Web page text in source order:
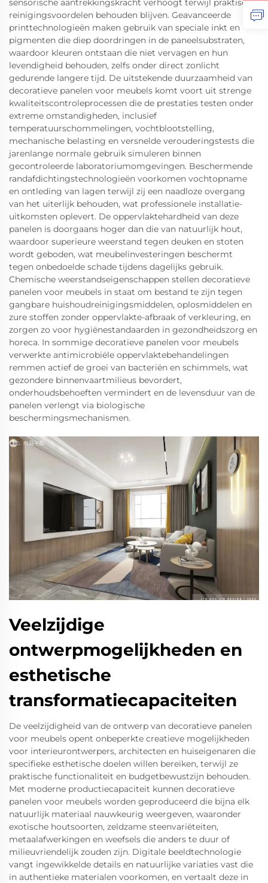
sensorische aantrekkingskracht verhoogt terwijl praktische
reinigingsvoordelen behouden blijven. Geavanceerde
printtechnologieën maken gebruik van speciale inkt en
pigmenten die diep doordringen in de paneelsubstraten,
waardoor kleuren ontstaan die niet vervagen en hun
levendigheid behouden, zelfs onder direct zonlicht
gedurende langere tijd. De uitstekende duurzaamheid van
decoratieve panelen voor meubels komt voort uit strenge
kwaliteitscontroleprocessen die de prestaties testen onder
extreme omstandigheden, inclusief
temperatuurschommelingen, vochtblootstelling,
mechanische belasting en versnelde verouderingstests die
jarenlange normale gebruik simuleren binnen
gecontroleerde laboratoriumomgevingen. Beschermende
randafdichtingstechnologieën voorkomen vochtopname
en ontleding van lagen terwijl zij een naadloze overgang
van het uiterlijk behouden, wat professionele installatie-
uitkomsten oplevert. De oppervlaktehardheid van deze
panelen is doorgaans hoger dan die van natuurlijk hout,
waardoor superieure weerstand tegen deuken en stoten
wordt geboden, wat meubelinvesteringen beschermt
tegen onbedoelde schade tijdens dagelijks gebruik.
Chemische weerstandseigenschappen stellen decoratieve
panelen voor meubels in staat om bestand te zijn tegen
gangbare huishoudreinigingsmiddelen, oplosmiddelen en
zure stoffen zonder oppervlakte-afbraak of verkleuring, en
zorgen zo voor hygiënestandaarden in gezondheidszorg en
horeca. In sommige decoratieve panelen voor meubels
verwerkte antimicrobiële oppervlaktebehandelingen
remmen actief de groei van bacteriën en schimmels, wat
gezondere binnenvaartmilieus bevordert,
onderhoudsbehoeften vermindert en de levensduur van de
panelen verlengt via biologische
beschermingsmechanismen.
Veelzijdige
ontwerpmogelijkheden en
esthetische
transformatiecapaciteiten
De veelzijdigheid van de ontwerp van decoratieve panelen
voor meubels opent onbeperkte creatieve mogelijkheden
voor interieurontwerpers, architecten en huiseigenaren die
specifieke esthetische doelen willen bereiken, terwijl ze
praktische functionaliteit en budgetbewustzijn behouden.
Met moderne productiecapaciteit kunnen decoratieve
panelen voor meubels worden geproduceerd die bijna elk
natuurlijk materiaal nauwkeurig weergeven, waaronder
exotische houtsoorten, zeldzame steenvariëteiten,
metaalafwerkingen en weefsels die anders te duur of
milieuvriendelijk zouden zijn. Digitale beeldtechnologie
vangt ingewikkelde details en natuurlijke variaties vast die
in authentieke materialen voorkomen, en vertaalt deze in